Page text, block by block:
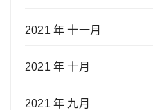
2021 年 十一月
2021 年 十月
2021 年 九月